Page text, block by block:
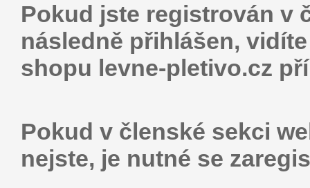
Pokud jste registrován v
následně přihlášen,
shopu levne-pletivo.cz
Pokud v členské sekci
nejste, je nutné se